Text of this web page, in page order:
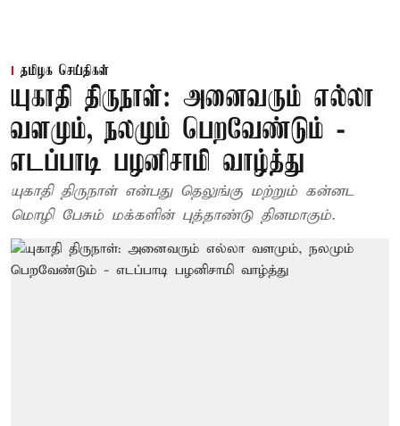
தமிழக செய்திகள்
யுகாதி திருநாள்: அனைவரும் எல்லா
வளமும், நலமும் பெறவேண்டும் -
எடப்பாடி பழனிசாமி வாழ்த்து
யுகாதி திருநாள் என்பது தெலுங்கு மற்றும் கன்னட
மொழி பேசும் மக்களின் புத்தாண்டு தினமாகும்.